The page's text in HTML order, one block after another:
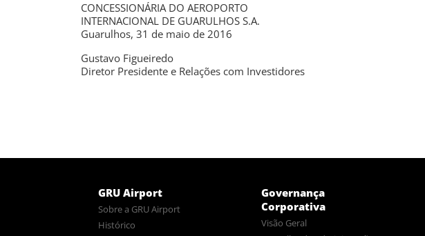
CONCESSIONÁRIA DO AEROPORTO
INTERNACIONAL DE GUARULHOS S.A.
Guarulhos, 31 de maio de 2016
Gustavo Figueiredo
Diretor Presidente e Relações com Investidores
GRU Airport
Sobre a GRU Airport
Histórico
Governança
Corporativa
Visão Geral